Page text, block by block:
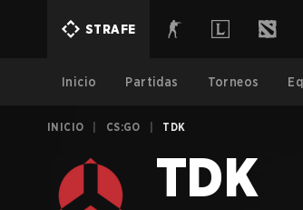
STRAFE
Inicio Partidas Torneos
INICIO CS:GO TDK
TDK